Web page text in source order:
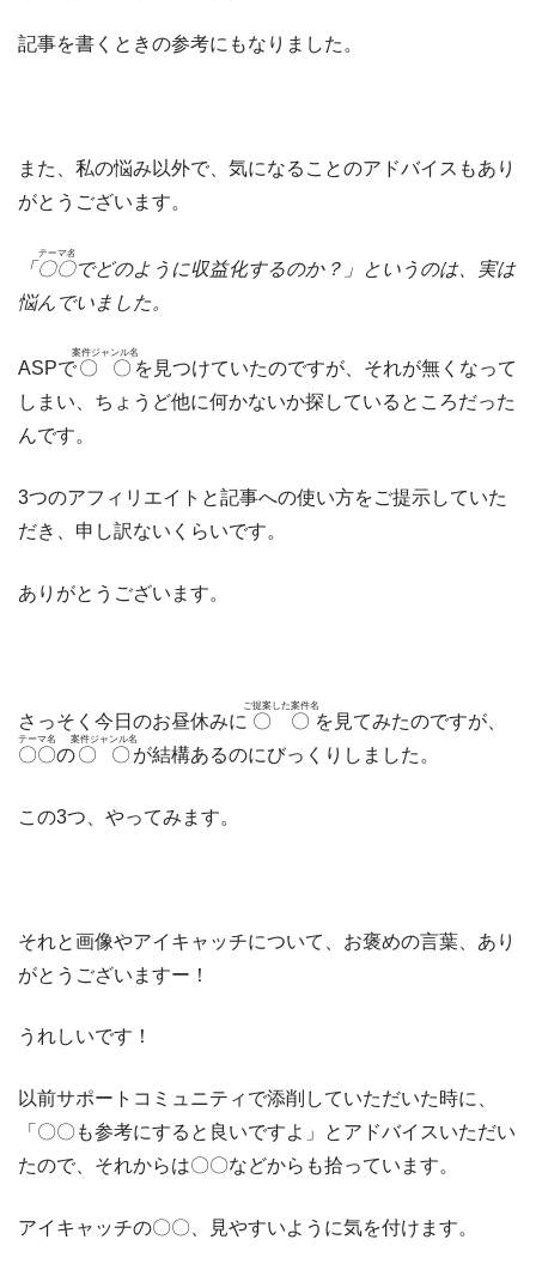
記事を書くときの参考にもなりました。
また、私の悩み以外で、気になることのアドバイスもあり
がとうございます。
「 〇〇
テーマ名
でどのように収益化するのか？」というのは、実は
悩んでいました。
ASPで〇〇
案件ジャンル名
を見つけていたのですが、それが無くなって
しまい、ちょうど他に何かないか探しているところだった
んです。
3つのアフィリエイトと記事への使い方をご提示していた
だき、申し訳ないくらいです。
ありがとうございます。
さっそく今日のお昼休みに 〇〇
ご提案した案件名
を見てみたのですが、
〇〇
テーマ名
の〇〇
案件ジャンル名
が結構あるのにびっくりしました。
この3つ、やってみます。
それと画像やアイキャッチについて、お褒めの言葉、あり
がとうございますー！
うれしいです！
以前サポートコミュニティで添削していただいた時に、
「〇〇も参考にすると良いですよ」とアドバイスいただい
たので、それからは〇〇などからも拾っています。
アイキャッチの〇〇、見やすいように気を付けます。